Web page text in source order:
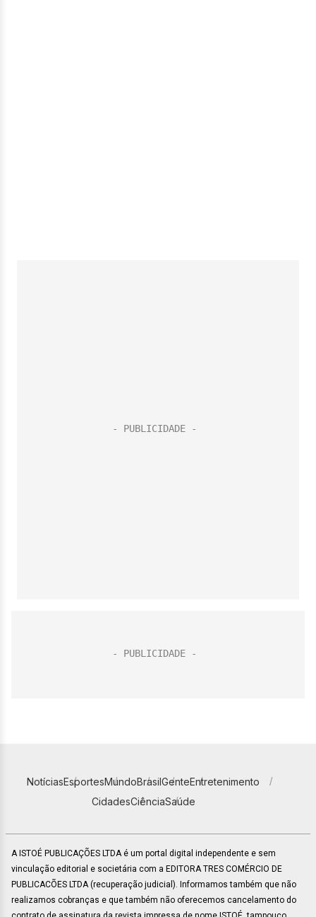
NotíciasEsportesMundoBrasilGenteEntretenimento
CidadesCiênciaSaúde
A ISTOÉ PUBLICAÇÕES LTDA é um portal digital independente e sem
vinculação editorial e societária com a EDITORA TRES COMÉRCIO DE
PUBLICACÕES LTDA (recuperação judicial). Informamos também que não
realizamos cobranças e que também não oferecemos cancelamento do